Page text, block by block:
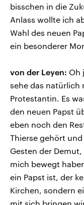
bisschen in die
Anlass wollte ich
Wahl des neuen
ein besonderer
von der Leyen: Oh
sehe das natürlich
Protestantin. Es
den neuen Papst
eben noch den
Thierse gehört
Gesten der
mich bewegt
ein Papst ist, der
Kirchen, sondern